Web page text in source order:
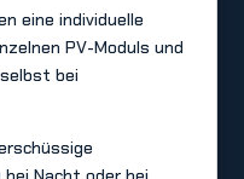
eine individuelle
PV-Moduls und
bei